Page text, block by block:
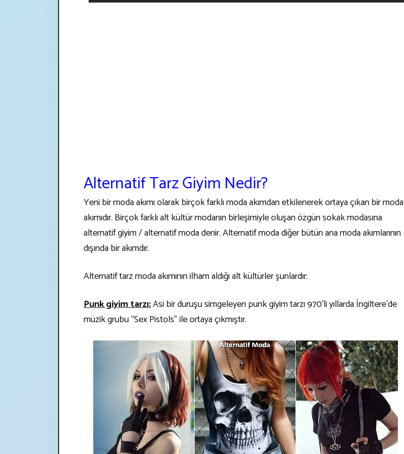
Alternatif Tarz Giyim Nedir?
Yeni bir moda akımı olarak birçok farklı moda akımdan etkilenerek ortaya çıkan bir moda
akımıdır. Birçok farklı alt kültür modanın birleşimiyle oluşan özgün sokak modasına
alternatif giyim / alternatif moda denir. Alternatif moda diğer bütün ana moda akımlarının
dışında bir akımdır.
Alternatif tarz moda akımının ilham aldığı alt kültürler şunlardır:
Punk giyim tarzı:Asi bir duruşu simgeleyen punk giyim tarzı 970’li yıllarda İngiltere’de
müzik grubu “Sex Pistols” ile ortaya çıkmıştır.